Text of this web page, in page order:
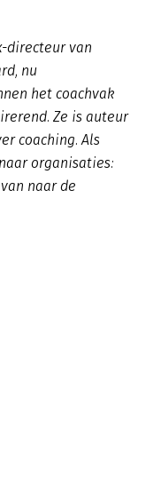
directeur van
nu
het coachvak
Ze is auteur
coaching. Als
organisaties:
naar de